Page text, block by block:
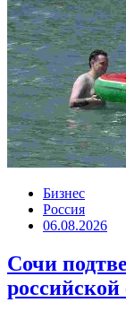
Бизнес
Россия
06.08.2026
Сочи